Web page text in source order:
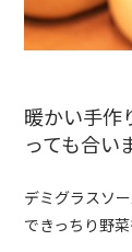
暖かい手作
っても合い
デミグラスソ
できっちり野